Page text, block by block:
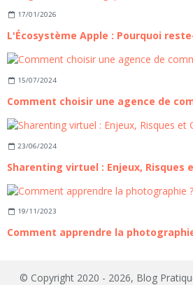
17/01/2026
15/07/2024
23/06/2024
Sharenting virtuel : Enjeux, Risques
19/11/2023
Comment apprendre la
© Copyright 2020 - 2026, Blog